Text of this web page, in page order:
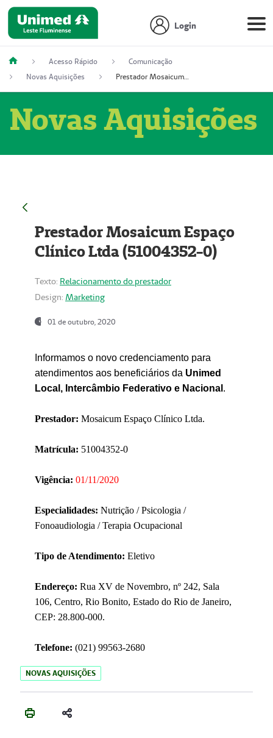
Login
Acesso Rápido
Comunicação
Novas Aquisições
Prestador Mosaicum Espaço Clínico Ltda (51004352-0)
Novas Aquisições
Prestador Mosaicum Espaço
Clínico Ltda (51004352-0)
Texto: Relacionamento do prestador
Design: Marketing
01 de outubro, 2020
Informamos o novo credenciamento para
atendimentos aos beneficiários da Unimed
Local, Intercâmbio Federativo e Nacional .
Prestador: Mosaicum Espaço Clínico Ltda.
Matrícula: 51004352-0
Vigência: 01/11/2020
Especialidades: Nutrição / Psicologia /
Fonoaudiologia / Terapia Ocupacional
Tipo de Atendimento: Eletivo
Endereço: Rua XV de Novembro, nº 242, Sala
106, Centro, Rio Bonito, Estado do Rio de Janeiro,
CEP: 28.800-000.
Telefone: (021) 99563-2680
NOVAS AQUISIÇÕES